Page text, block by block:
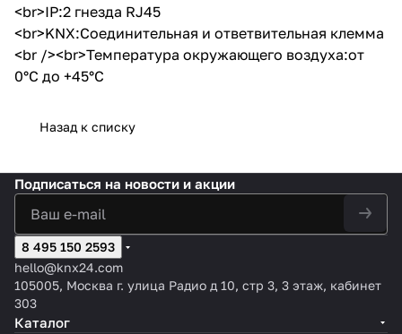
<br>IP:2 гнезда RJ45
<br>KNX:Соединительная и ответвительная клемма
<br /><br>Температура окружающего воздуха:от
0°C до +45°C
Назад к списку
Подписаться на новости и акции
8 495 150 2593
hello@knx24.com
105005, Москва г. улица Радио д 10, стр 3, 3 этаж, кабинет
303
Каталог